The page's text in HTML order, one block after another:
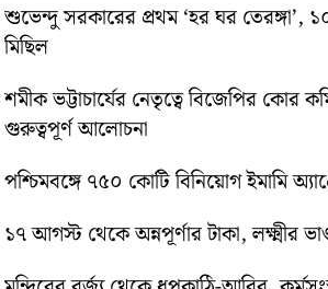
Next
শুভেন্দু সরকারের প্রথম ‘হর ঘর
মিছিল
শমীক ভট্টাচার্যের নেতৃত্বে বিজেপির
গুরুত্বপূর্ণ আলোচনা
পশ্চিমবঙ্গে ৭৫০ কোটি বিনিয়োগ ইমামি
১৭ আগস্ট থেকে অন্নপূর্ণার টাকা, লক্ষ্মীর